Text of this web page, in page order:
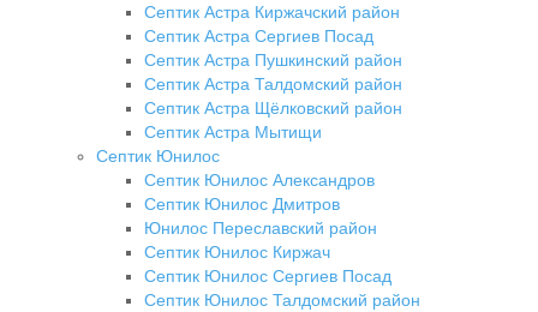
Септик Астра Киржачский район
Септик Астра Сергиев Посад
Септик Астра Пушкинский район
Септик Астра Талдомский район
Септик Астра Щёлковский район
Септик Астра Мытищи
Септик Юнилос
Септик Юнилос Александров
Септик Юнилос Дмитров
Юнилос Переславский район
Септик Юнилос Киржач
Септик Юнилос Сергиев Посад
Септик Юнилос Талдомский район